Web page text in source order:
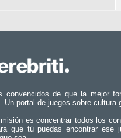
convencidos de que la mejor
Un portal de juegos sobre cultura
misión es concentrar todos los
que tú puedas encontrar